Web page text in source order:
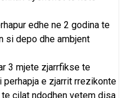
edhe ne 2 godina te
si depo dhe ambjent
3 mjete zjarrfikse te
e zjarrit rrezikonte
cilat ndodhen vetem disa